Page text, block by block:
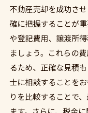
不動産売却を成功さ
確に把握することが
や登記費用、譲渡所
ましょう。これらの
るため、正確な見積
士に相談することを
りを比較することで